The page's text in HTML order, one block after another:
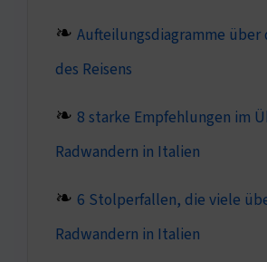
Aufteilungsdiagramme über
des Reisens
8 starke Empfehlungen im
Radwandern in Italien
6 Stolperfallen, die viele
Radwandern in Italien